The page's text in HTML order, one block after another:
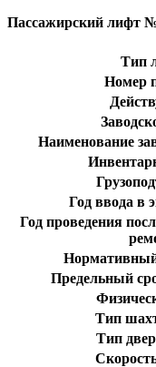
Пассажирский лифт №
Тип
Номер
Наименование
Год ввода в
Год проведения
Предельный
Тип
Тип